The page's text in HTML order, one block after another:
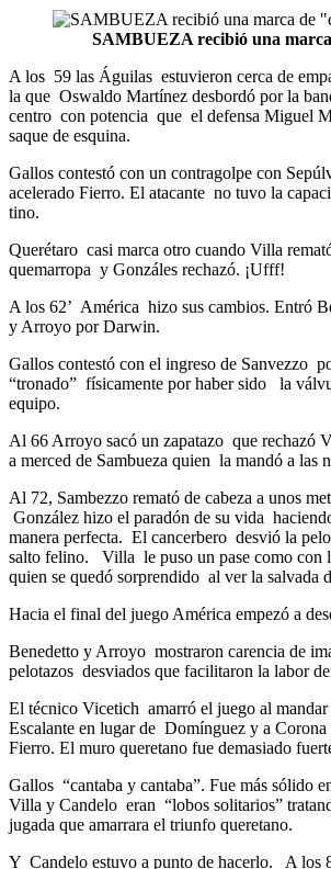
SAMBUEZA recibió una marca
A los 59 las Águilas estuvieron cerca de
la que Oswaldo Martínez desbordó por la
centro con potencia que el defensa Miguel
saque de esquina.
Gallos contestó con un contragolpe con
acelerado Fierro. El atacante no tuvo la
tino.
Querétaro casi marca otro cuando Villa
quemarropa y Gonzáles rechazó. ¡Ufff!
A los 62’ América hizo sus cambios. Entró
y Arroyo por Darwin.
Gallos contestó con el ingreso de Sanvezzo
“tronado” físicamente por haber sido la
equipo.
Al 66 Arroyo sacó un zapatazo que rechazó
a merced de Sambueza quien la mandó a las
Al 72, Sambezzo remató de cabeza a unos
González hizo el paradón de su vida
manera perfecta. El cancerbero desvió la
salto felino. Villa le puso un pase como con
quien se quedó sorprendido al ver la salvada
Hacia el final del juego América empezó a
Benedetto y Arroyo mostraron carencia de
pelotazos desviados que facilitaron la labor
El técnico Vicetich amarró el juego al mandar
Escalante en lugar de Domínguez y a Corona
Fierro. El muro queretano fue demasiado
Gallos “cantaba y cantaba”. Fue más sólido
Villa y Candelo eran “lobos solitarios”
jugada que amarrara el triunfo queretano.
Y Candelo estuvo a punto de hacerlo. A los